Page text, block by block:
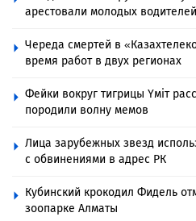
арестовали молодых
Череда смертей в
время работ в двух регионах
Фейки вокруг тигрицы Үміт
породили волну мемов
Лица зарубежных звезд
с обвинениями в адрес РК
Кубинский крокодил Фидель
зоопарке Алматы